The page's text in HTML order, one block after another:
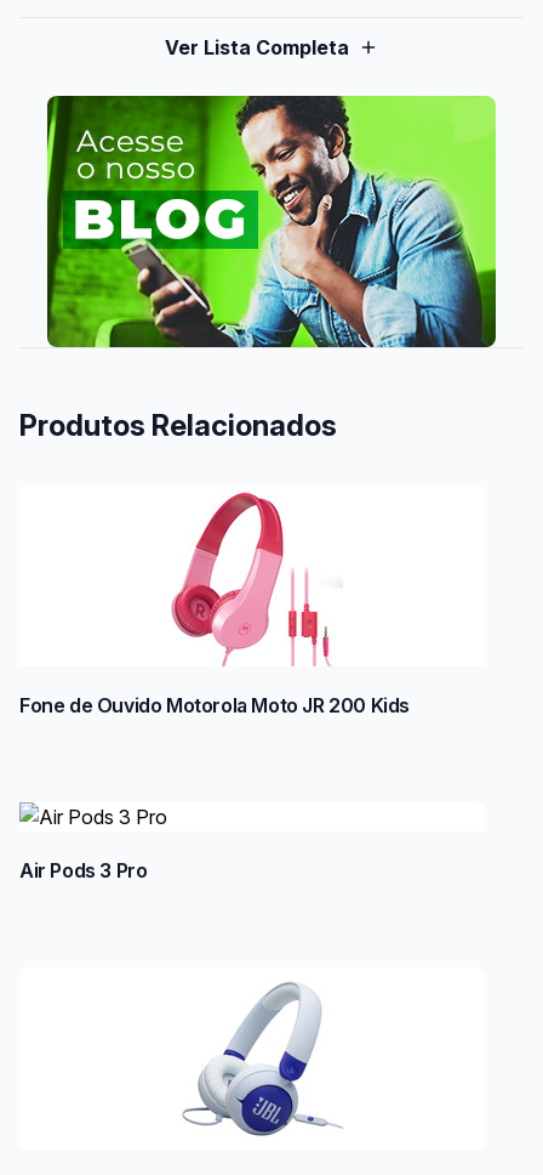
Ver Lista Completa
Produtos Relacionados
Fone de Ouvido Motorola Moto JR 200 Kids
Air Pods 3 Pro